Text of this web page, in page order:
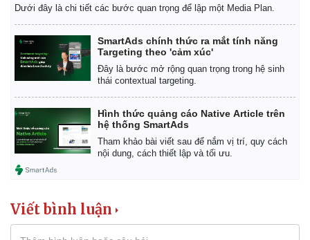
Vụ án
Tin nóng
Dưới đây là chi tiết các bước quan trọng để lập một Media Plan.
SmartAds chính thức ra mắt tính năng
Targeting theo 'cảm xúc'
Đây là bước mở rộng quan trọng trong hệ sinh
thái contextual targeting.
Hình thức quảng cáo Native Article trên
hệ thống SmartAds
Tham khảo bài viết sau để nắm vị trí, quy cách
nội dung, cách thiết lập và tối ưu.
Viết bình luận